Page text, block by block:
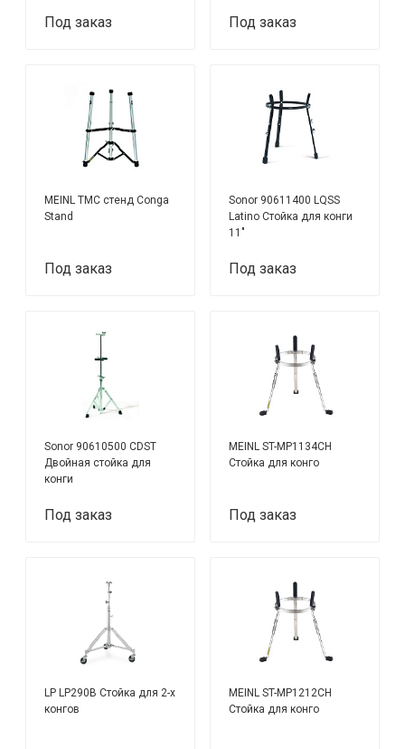
Под заказ Под заказ
MEINL TMC стенд Conga
Stand
Под заказ
Sonor 90611400 LQSS
Latino Стойка для конги
11"
Под заказ
Sonor 90610500 CDST
Двойная стойка для
конги
Под заказ
MEINL ST-MP1134CH
Стойка для конго
Под заказ
LP LP290B Стойка для 2-х
конгов
MEINL ST-MP1212CH
Стойка для конго